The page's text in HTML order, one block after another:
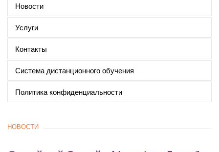
Новости
Услуги
Контакты
Система дистанционного обучения
Политика конфиденциальности
НОВОСТИ